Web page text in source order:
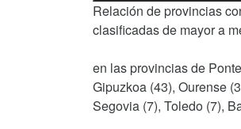
Relación de provincias
clasificadas de mayor a
en las provincias de
Gipuzkoa (43), Ourense
Segovia (7), Toledo (7),